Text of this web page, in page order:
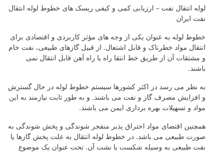
لوله انتقال نفت – ارزیابی کمی و کیفی ریسک های خطوط لوله انتقال
نفت ایران
خطوط لوله به عنوان یکی از وجه های مؤثر کاربردی و اقتصادی برای
انتقال مواد خطرناک و قابل اشتعال. از قبیل گازهای طبیعی، نفت خام
و مشتقات آن از طریق خط انتقا راه یا راه آهن قابل انتقال نمی
باشند.
به نظر می رسد در اکثر کشورها سیستم خطوط لوله در حال گسترش
و افزایش مصرف گاز و نفت می باشند. و به طور ثابت نیازمند به این
مواد و تسهیلات بهره برداری ایمن می باشند.
همچنین اقتضای مواد احتراق پذیر منفجر شوندگی و پخش شوندگی به
صورت طبیعی می باشد. در خطوط لوله انتقال به علت پخش گازها یا
نفت طبیعی به وسیله شکست یا نشت آن. تحت عنوان یک موضوع